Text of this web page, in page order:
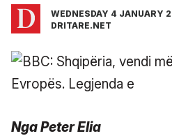
WEDNESDAY 4 JANUARY
DRITARE.NET
Nga Peter Elia